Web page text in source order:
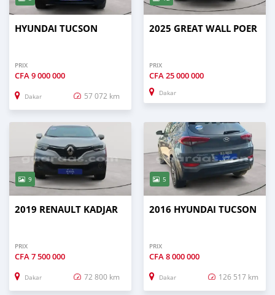
HYUNDAI TUCSON
PRIX
CFA9 000 000
Dakar 57 072 km
2025 GREAT WALL POER
PRIX
CFA25 000 000
Dakar
9
2019 RENAULT KADJAR
PRIX
CFA7 500 000
Dakar 72 800 km
5
2016 HYUNDAI TUCSON
PRIX
CFA8 000 000
Dakar 126 517 km